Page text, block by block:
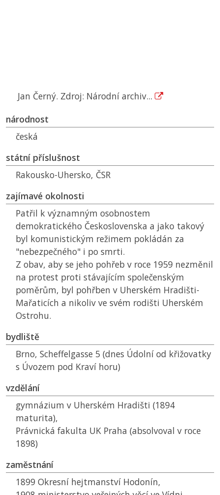
Jan Černý. Zdroj: Národní archiv...
národnost
česká
státní příslušnost
Rakousko-Uhersko, ČSR
zajímavé okolnosti
Patřil k významným osobnostem
demokratického Československa a jako takový
byl komunistickým režimem pokládán za
"nebezpečného" i po smrti.
Z obav, aby se jeho pohřeb v roce 1959 nezměnil
na protest proti stávajícím společenským
poměrům, byl pohřben v Uherském Hradišti-
Mařaticích a nikoliv ve svém rodišti Uherském
Ostrohu.
bydliště
Brno, Scheffelgasse 5 (dnes Údolní od křižovatky
s Úvozem pod Kraví horu)
vzdělání
gymnázium v Uherském Hradišti (1894
maturita),
Právnická fakulta UK Praha (absolvoval v roce
1898)
zaměstnání
1899 Okresní hejtmanství Hodonín,